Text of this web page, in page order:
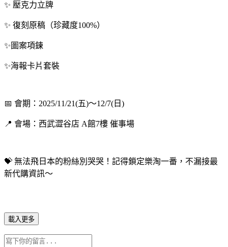
✨ 壓克力立牌
✨ 復刻原稿（珍藏度100%）
✨圖案項鍊
✨海報卡片套裝
📅 會期：2025/11/21(五)～12/7(日)
📍 會場：西武澀谷店 A館7樓 催事場
💝 無法飛日本的粉絲別哭哭！記得鎖定樂淘一番，不漏接最
新代購資訊～
載入更多